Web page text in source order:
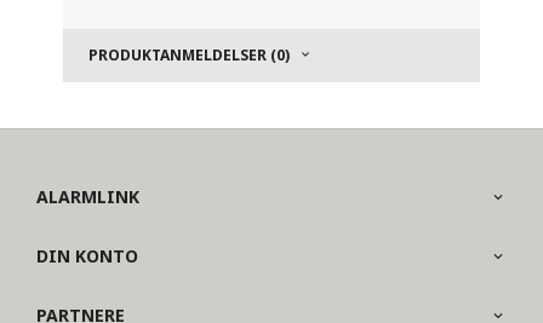
PRODUKTANMELDELSER (0)
ALARMLINK
DIN KONTO
PARTNERE